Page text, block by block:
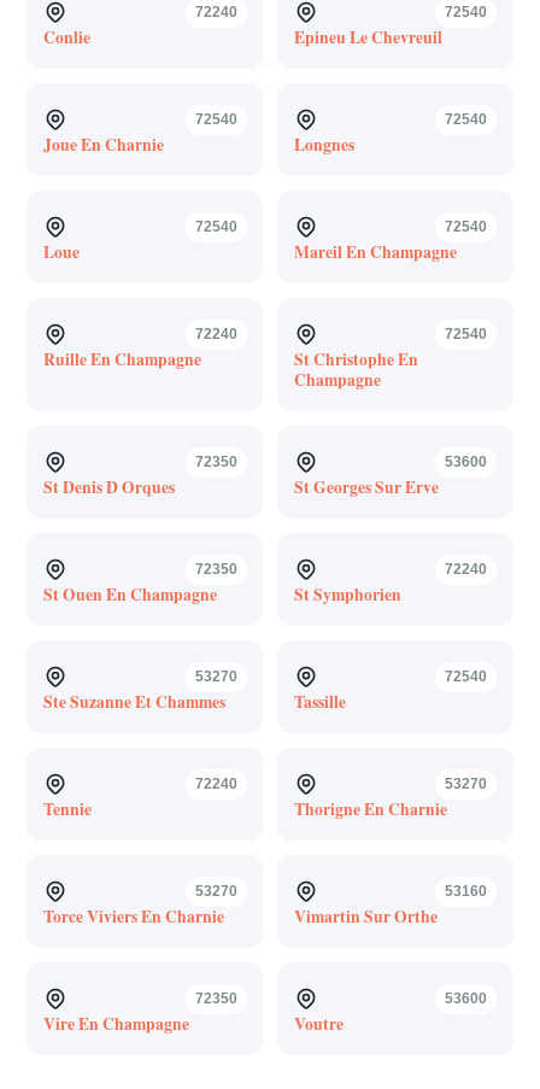
72240
Conlie
72540
Epineu Le Chevreuil
72540
Joue En Charnie
72540
Longnes
72540
Loue
72540
Mareil En Champagne
72240
Ruille En Champagne
72540
St Christophe En
Champagne
72350
St Denis D Orques
53600
St Georges Sur Erve
72350
St Ouen En Champagne
72240
St Symphorien
53270
Ste Suzanne Et Chammes
72540
Tassille
72240
Tennie
53270
Thorigne En Charnie
53270
Torce Viviers En Charnie
53160
Vimartin Sur Orthe
72350
Vire En Champagne
53600
Voutre